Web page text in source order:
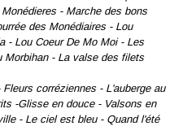
- Marche des bons
des Monédiaires - Lou
- Lou Coeur De Mo Moi - Les
Morbihan - La valse des filets
Fleurs corréziennes - L'auberge au
-Glisse en douce - Valsons en
- Le ciel est bleu - Quand l'été